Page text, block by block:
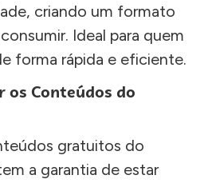
criando um formato
Ideal para quem
forma rápida e eficiente.
os Conteúdos do
gratuitos do
a garantia de estar